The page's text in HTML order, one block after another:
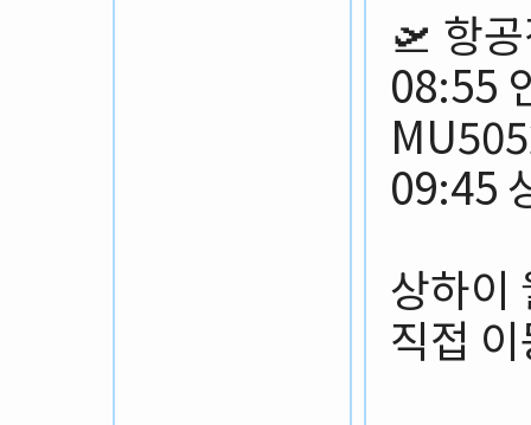
🛫 항
08:55
09:45
상하이
직접